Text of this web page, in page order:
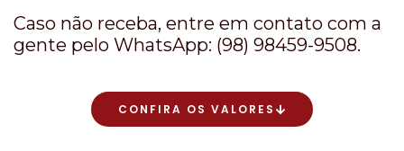
Caso não receba, entre em contato com a
gente pelo WhatsApp: (98) 98459-9508.
CONFIRA OS VALORES